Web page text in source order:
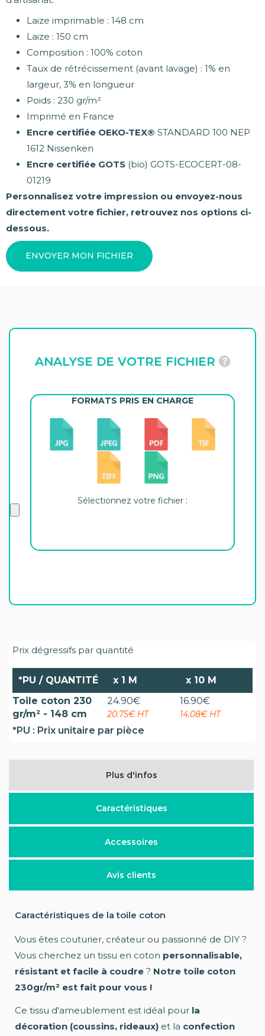
Laize imprimable : 148 cm
Laize : 150 cm
Composition : 100% coton
Taux de rétrécissement (avant lavage) : 1% en
largeur, 3% en longueur
Poids : 230 gr/m²
Imprimé en France
Encre certifiée OEKO-TEX® STANDARD 100 NEP
1612 Nissenken
Encre certifiée GOTS (bio) GOTS-ECOCERT-08-
01219
Personnalisez votre impression ou envoyez-nous
directement votre fichier, retrouvez nos options ci-
dessous.
ENVOYER MON FICHIER
ANALYSE DE VOTRE FICHIER
FORMATS PRIS EN CHARGE
Sélectionnez votre fichier :
Prix dégressifs par quantité
*PU / QUANTITÉ x 1 M x 10 M
Toile coton 230
gr/m² - 148 cm
24.90€
20.75€ HT
16.90€
14.08€ HT
*PU : Prix unitaire par pièce
Plus d'infos
Caractéristiques
Accessoires
Avis clients
Caractéristiques de la toile coton
Vous êtes couturier, créateur ou passionné de DIY ?
Vous cherchez un tissu en coton personnalisable,
résistant et facile à coudre ? Notre toile coton
230gr/m² est fait pour vous !
Ce tissu d'ameublement est idéal pour la
décoration (coussins, rideaux) et la confection